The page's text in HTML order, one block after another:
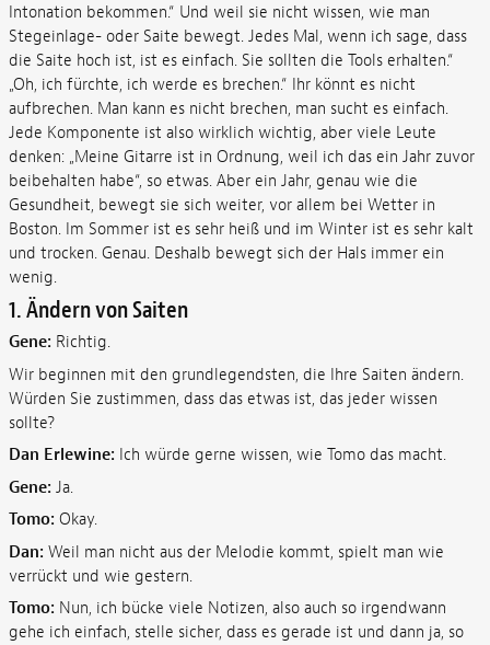
Intonation bekommen.“ Und weil sie nicht wissen, wie man
Stegeinlage- oder Saite bewegt. Jedes Mal, wenn ich sage, dass
die Saite hoch ist, ist es einfach. Sie sollten die Tools erhalten.“
„Oh, ich fürchte, ich werde es brechen.“ Ihr könnt es nicht
aufbrechen. Man kann es nicht brechen, man sucht es einfach.
Jede Komponente ist also wirklich wichtig, aber viele Leute
denken: „Meine Gitarre ist in Ordnung, weil ich das ein Jahr zuvor
beibehalten habe“, so etwas. Aber ein Jahr, genau wie die
Gesundheit, bewegt sie sich weiter, vor allem bei Wetter in
Boston. Im Sommer ist es sehr heiß und im Winter ist es sehr kalt
und trocken. Genau. Deshalb bewegt sich der Hals immer ein
wenig.
1. Ändern von Saiten
Gene: Richtig.
Wir beginnen mit den grundlegendsten, die Ihre Saiten ändern.
Würden Sie zustimmen, dass das etwas ist, das jeder wissen
sollte?
Dan Erlewine: Ich würde gerne wissen, wie Tomo das macht.
Gene: Ja.
Tomo: Okay.
Dan: Weil man nicht aus der Melodie kommt, spielt man wie
verrückt und wie gestern.
Tomo: Nun, ich bücke viele Notizen, also auch so irgendwann
gehe ich einfach, stelle sicher, dass es gerade ist und dann ja, so